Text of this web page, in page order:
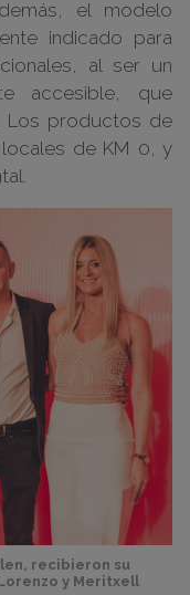
el modelo
indicado para
al ser un
accesible, que
Los productos de
de KM 0, y
recibieron su
y Meritxell